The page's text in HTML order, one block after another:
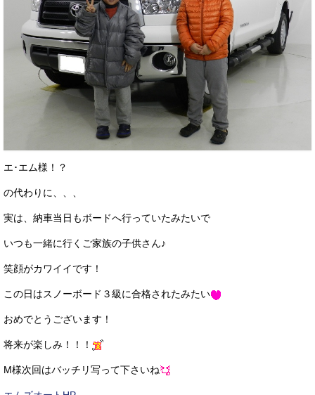
エ･エム様！？
の代わりに、、、
実は、納車当日もボードへ行っていたみたいで
いつも一緒に行くご家族の子供さん♪
笑顔がカワイイです！
この日はスノーボード３級に合格されたみたい
おめでとうございます！
将来が楽しみ！！！
M様次回はバッチリ写って下さいね